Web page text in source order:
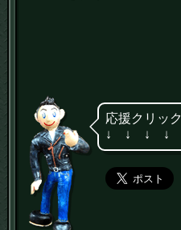
応援クリッ
↓ ↓ ↓ ↓